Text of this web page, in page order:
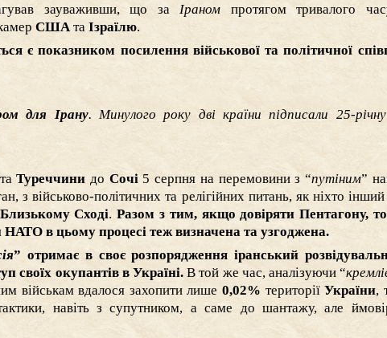
зауваживши, що за Іраном протягом тривалого
США та Ізраїлю.
є показником посилення військової та політичної
для Ірану. Минулого року дві країни підписали 25-
Туреччини до Сочі 5 серпня на перемовини з “путіним”
з військово-політичних та релігійних питань, як ніхто інший
Близькому Сході.Разом з тим, якщо довіряти Пентагону,
НАТО в цьому процесі теж визначена та узгоджена.
” отримає в своє розпорядження іранський
своїх окупантів в Україні.В той же час, аналізуючи “
військам вдалося захопити лише 0,02% територіїУкраїни,
навіть з супутником, а саме до шантажу, але